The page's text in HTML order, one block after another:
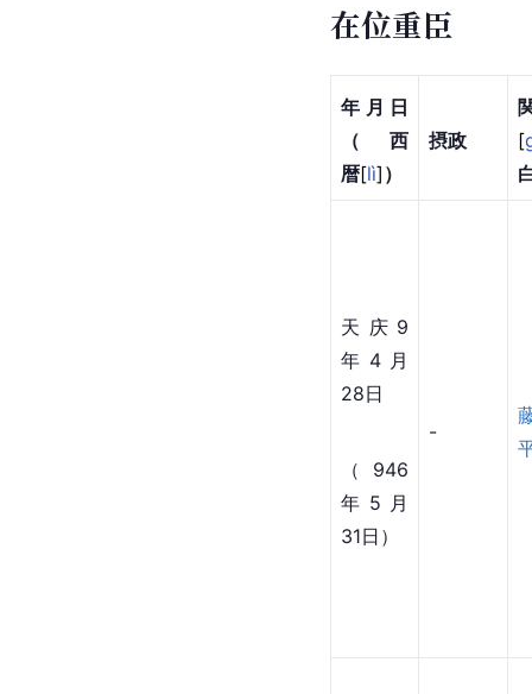
在位重臣
年月日
（西
暦[lì] ）
摂政
[
天庆9
年4月
28日
（946
年5月
31日）
-